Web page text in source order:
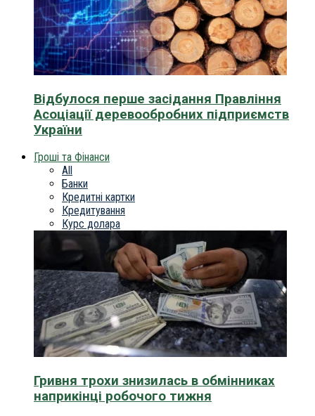
Відбулося перше засідання Правління
Асоціації деревообробних підприємств
України
Гроші та Фінанси
All
Банки
Кредитні картки
Кредитування
Курс долара
Гривня трохи знизилась в обмінниках
наприкінці робочого тижня